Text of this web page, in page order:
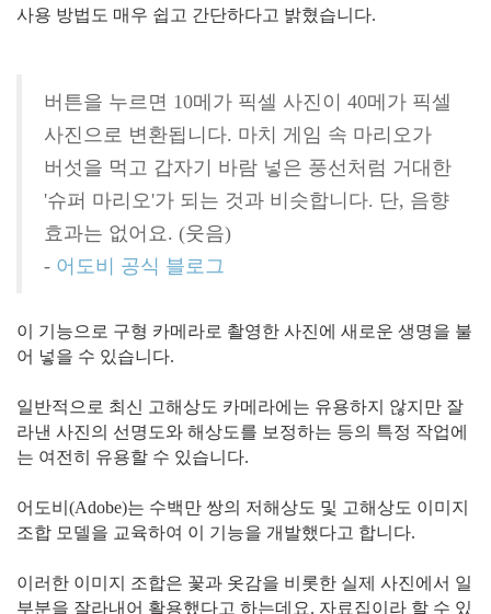
사용 방법도 매우 쉽고 간단하다고 밝혔습니다.
버튼을 누르면 10메가 픽셀 사진이 40메가 픽셀
사진으로 변환됩니다. 마치 게임 속 마리오가
버섯을 먹고 갑자기 바람 넣은 풍선처럼 거대한
'슈퍼 마리오'가 되는 것과 비슷합니다. 단, 음향
효과는 없어요. (웃음)
- 어도비 공식 블로그
이 기능으로 구형 카메라로 촬영한 사진에 새로운 생명을 불
어 넣을 수 있습니다.
일반적으로 최신 고해상도 카메라에는 유용하지 않지만 잘
라낸 사진의 선명도와 해상도를 보정하는 등의 특정 작업에
는 여전히 유용할 수 있습니다.
어도비(Adobe)는 수백만 쌍의 저해상도 및 고해상도 이미지
조합 모델을 교육하여 이 기능을 개발했다고 합니다.
이러한 이미지 조합은 꽃과 옷감을 비롯한 실제 사진에서 일
부분을 잘라내어 활용했다고 하는데요. 자료집이라 할 수 있